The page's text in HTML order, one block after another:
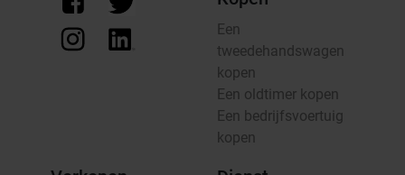
Een
tweedehandswagen
kopen
Een oldtimer kopen
Een bedrijfsvoertuig
kopen